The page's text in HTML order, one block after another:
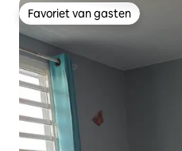
Favoriet van gasten
Favoriet van gasten